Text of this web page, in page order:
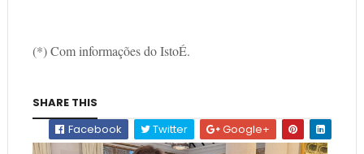
(*) Com informações do IstoÉ.
SHARE THIS
Facebook
Twitter Google+